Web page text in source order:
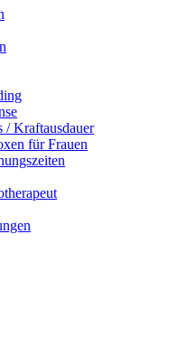
/ Kraftausdauer
für Frauen